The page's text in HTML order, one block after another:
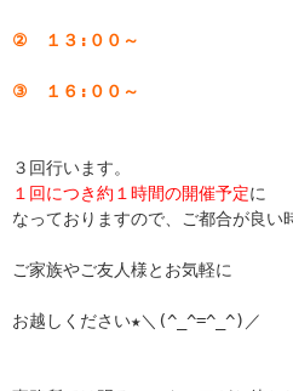
②　１３:００～
③　１６:００～
１回につき約１時間の開催予定に
なっておりますので、ご都合が良い
ご家族やご友人様とお気軽に
お越しください★＼(^_^=^_^)／